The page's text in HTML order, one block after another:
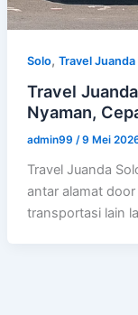
Solo, Travel Juanda
Travel
Nyaman,
admin99 /9 Mei
Travel Juanda
antar alamat
transportasi lain